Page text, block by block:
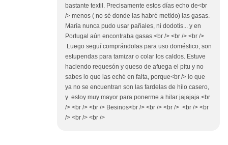
bastante textil. Precisamente estos días echo de<br
/> menos ( no sé donde las habré metido) las gasas.
María nunca pudo usar pañales, ni dodotis... y en
Portugal aún encontraba gasas.<br /> <br /> <br />
Luego seguí comprándolas para uso doméstico, son
estupendas para tamizar o colar los caldos. Estuve
haciendo requesón y queso de afuega el pitu y no
sabes lo que las eché en falta, porque<br /> lo que
ya no se encuentran son las fardelas de hilo casero,
y estoy muy mayor para ponerme a hilar jajajaja.<br
/> <br /> <br /> Besinos<br /> <br /> <br /> <br /> <br
/> <br /> <br />